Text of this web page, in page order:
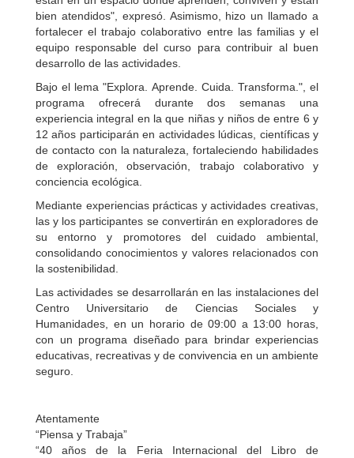
bien atendidos", expresó. Asimismo, hizo un llamado a
fortalecer el trabajo colaborativo entre las familias y el
equipo responsable del curso para contribuir al buen
desarrollo de las actividades.
Bajo el lema "Explora. Aprende. Cuida. Transforma.", el
programa ofrecerá durante dos semanas una
experiencia integral en la que niñas y niños de entre 6 y
12 años participarán en actividades lúdicas, científicas y
de contacto con la naturaleza, fortaleciendo habilidades
de exploración, observación, trabajo colaborativo y
conciencia ecológica.
Mediante experiencias prácticas y actividades creativas,
las y los participantes se convertirán en exploradores de
su entorno y promotores del cuidado ambiental,
consolidando conocimientos y valores relacionados con
la sostenibilidad.
Las actividades se desarrollarán en las instalaciones del
Centro Universitario de Ciencias Sociales y
Humanidades, en un horario de 09:00 a 13:00 horas,
con un programa diseñado para brindar experiencias
educativas, recreativas y de convivencia en un ambiente
seguro.
Atentamente
“Piensa y Trabaja”
“40 años de la Feria Internacional del Libro de